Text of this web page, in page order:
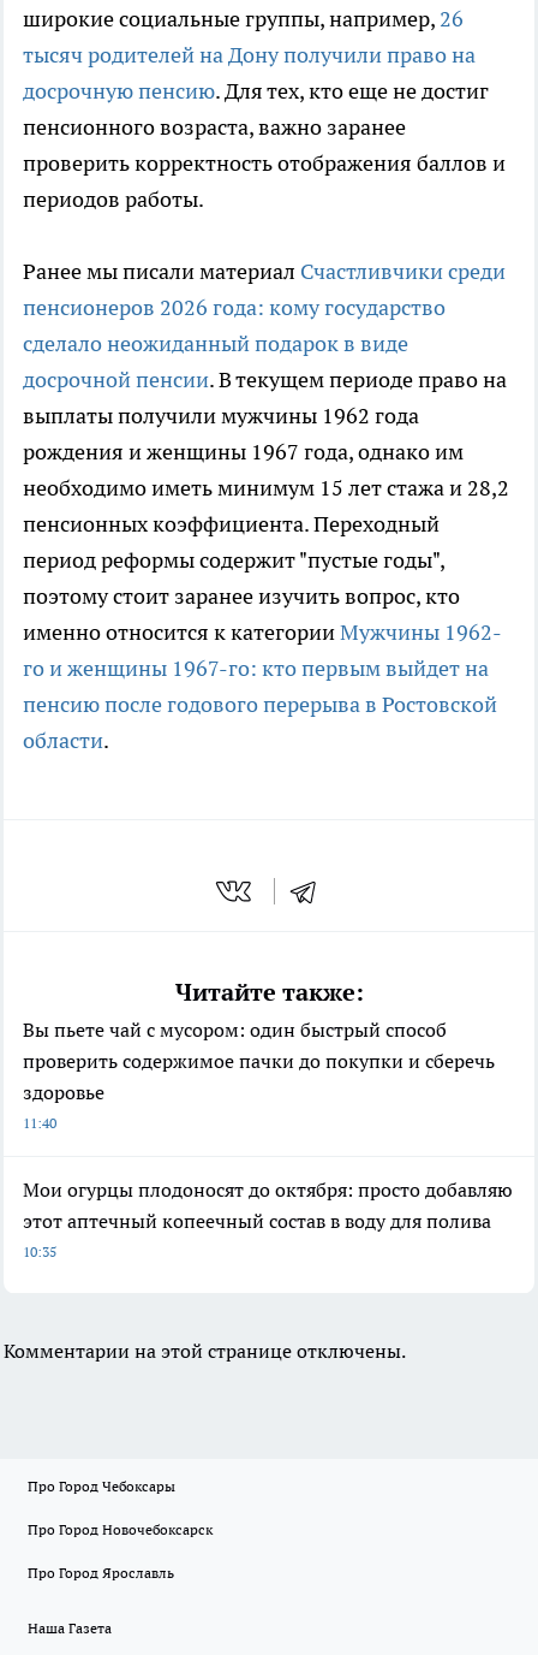
широкие социальные группы, например, 26
тысяч родителей на Дону получили право на
досрочную пенсию. Для тех, кто еще не достиг
пенсионного возраста, важно заранее
проверить корректность отображения баллов и
периодов работы.
Ранее мы писали материал Счастливчики среди
пенсионеров 2026 года: кому государство
сделало неожиданный подарок в виде
досрочной пенсии. В текущем периоде право на
выплаты получили мужчины 1962 года
рождения и женщины 1967 года, однако им
необходимо иметь минимум 15 лет стажа и 28,2
пенсионных коэффициента. Переходный
период реформы содержит "пустые годы",
поэтому стоит заранее изучить вопрос, кто
именно относится к категорииМужчины 1962-
го и женщины 1967-го: кто первым выйдет на
пенсию после годового перерыва в Ростовской
области.
Читайте также:
Вы пьете чай с мусором: один быстрый способ
проверить содержимое пачки до покупки и сберечь
здоровье
11:40
Мои огурцы плодоносят до октября: просто добавляю
этот аптечный копеечный состав в воду для полива
10:35
Комментарии на этой странице отключены.
Про Город Чебоксары
Про Город Новочебоксарск
Про Город Ярославль
Наша Газета